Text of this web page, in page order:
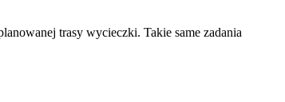
trasy wycieczki. Takie same zadania